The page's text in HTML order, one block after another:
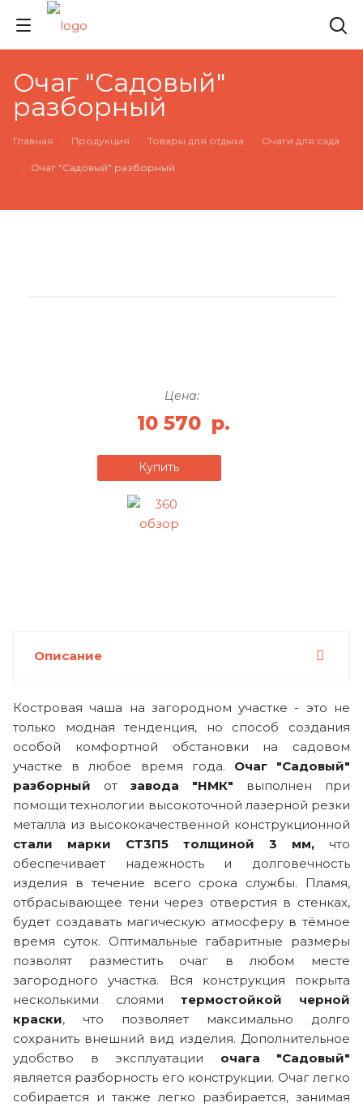
Очаг "Садовый"
разборный
Главная Продукция Товары для отдыха Очаги для сада
Очаг "Садовый" разборный
Цена:
10 570 р.
Купить
Описание
Костровая чаша на загородном участке - это не
только модная тенденция, но способ создания
особой комфортной обстановки на садовом
участке в любое время года. Очаг "Садовый"
разборный от завода "НМК" выполнен при
помощи технологии высокоточной лазерной резки
металла из высококачественной конструкционной
стали марки СТ3П5 толщиной 3 мм, что
обеспечивает надежность и долговечность
изделия в течение всего срока службы. Пламя,
отбрасывающее тени через отверстия в стенках,
будет создавать магическую атмосферу в тёмное
время суток. Оптимальные габаритные размеры
позволят разместить очаг в любом месте
загородного участка. Вся конструкция покрыта
несколькими слоями термостойкой черной
краски, что позволяет максимально долго
сохранить внешний вид изделия. Дополнительное
удобство в эксплуатации очага "Садовый"
является разборность его конструкции. Очаг легко
собирается и также легко разбирается, занимая